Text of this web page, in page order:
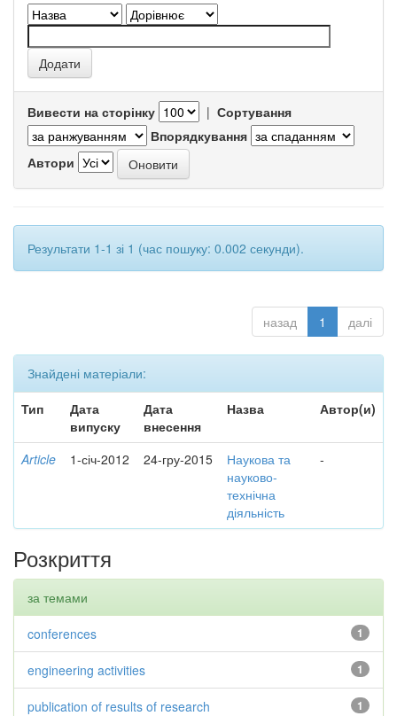
Вивести на сторінку | Сортування
Впорядкування
Автори
Результати 1-1 зі 1 (час пошуку: 0.002 секунди).
назад 1 далі
Знайдені матеріали:
Тип
Дата
випуску
Дата
внесення
Назва Автор(и)
Article 1-січ-2012 24-гру-2015
Наукова та
науково-
технічна
діяльність
-
Розкриття
за темами
1
conferences
1
engineering activities
1
publication of results of research